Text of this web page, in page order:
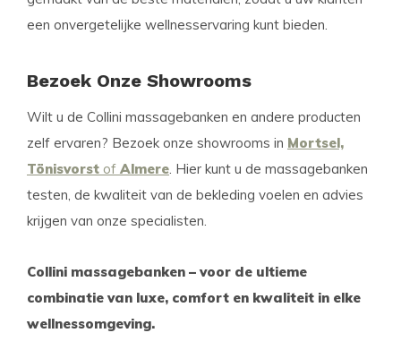
een onvergetelijke wellnesservaring kunt bieden.
Bezoek Onze Showrooms
Wilt u de Collini massagebanken en andere producten
zelf ervaren? Bezoek onze showrooms in Mortsel,
Tönisvorst of Almere. Hier kunt u de massagebanken
testen, de kwaliteit van de bekleding voelen en advies
krijgen van onze specialisten.
Collini massagebanken – voor de ultieme
combinatie van luxe, comfort en kwaliteit in elke
wellnessomgeving.